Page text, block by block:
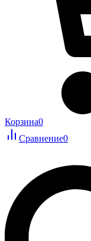
Корзина0
Сравнение0